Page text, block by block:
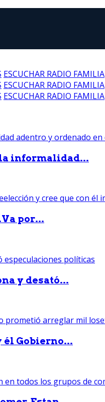
ESCUCHAR RADIO FAMILIA
ESCUCHAR RADIO FAMILIA
ESCUCHAR RADIO FAMILIA
informalidad...
por...
y desató...
él Gobierno...